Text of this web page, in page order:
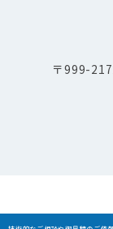
〒999-